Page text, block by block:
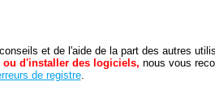
et de l'aide de la part des autres
ou d'installer des logiciels, nous vous
de registre.